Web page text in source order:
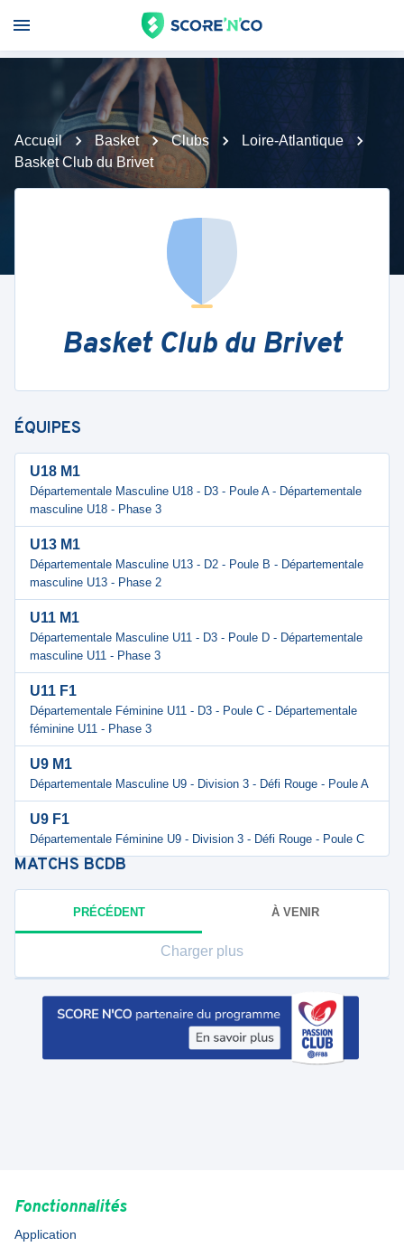
Accueil Basket Clubs
Loire-Atlantique
Basket Club du Brivet
Basket Club du Brivet
ÉQUIPES
U18 M1
Départementale Masculine U18 - D3 - Poule A - Départementale
masculine U18 - Phase 3
U13 M1
Départementale Masculine U13 - D2 - Poule B - Départementale
masculine U13 - Phase 2
U11 M1
Départementale Masculine U11 - D3 - Poule D - Départementale
masculine U11 - Phase 3
U11 F1
Départementale Féminine U11 - D3 - Poule C - Départementale
féminine U11 - Phase 3
U9 M1
Départementale Masculine U9 - Division 3 - Défi Rouge - Poule A
U9 F1
Départementale Féminine U9 - Division 3 - Défi Rouge - Poule C
MATCHS BCDB
PRÉCÉDENT À VENIR
Charger plus
Fonctionnalités
Application